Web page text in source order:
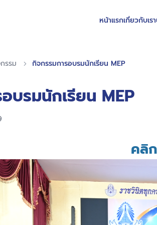
หน้าแรกเกี่ยวกับเรา
รรม กิจกรรมการอบรมนักเรียน MEP
บรมนักเรียน MEP
คลิ